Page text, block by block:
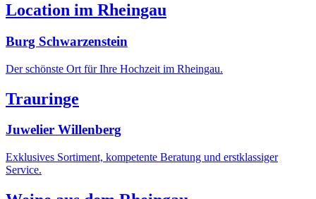
Location im Rheingau
Burg Schwarzenstein
Der schönste Ort für Ihre Hochzeit im Rheingau.
Trauringe
Juwelier Willenberg
Exklusives Sortiment, kompetente Beratung und erstklassiger
Service.